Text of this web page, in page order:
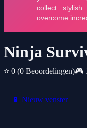
Ninja
⭐ 0 (0 Beoordelingen)🎮
📱 Nieuw venster